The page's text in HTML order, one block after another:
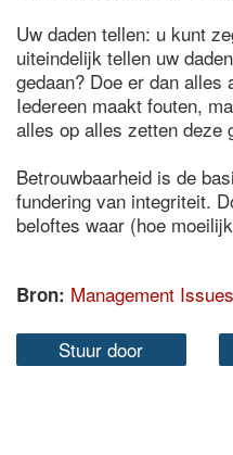
Uw daden tellen: u kunt
uiteindelijk tellen uw
gedaan? Doe er dan
Iedereen maakt fouten,
alles op alles zetten deze
Betrouwbaarheid is de
fundering van integriteit.
beloftes waar (hoe
Bron: Management Issues
Stuur door